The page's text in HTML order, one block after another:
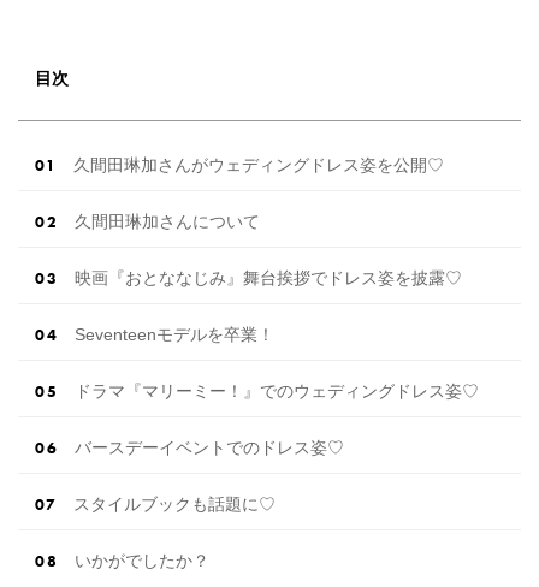
ルの浅野啓介さん […] 続きを読む
目次
久間田琳加さんがウェディングドレス姿を公開♡
久間田琳加さんについて
映画『おとななじみ』舞台挨拶でドレス姿を披露♡
Seventeenモデルを卒業！
ドラマ『マリーミー！』でのウェディングドレス姿♡
バースデーイベントでのドレス姿♡
スタイルブックも話題に♡
いかがでしたか？